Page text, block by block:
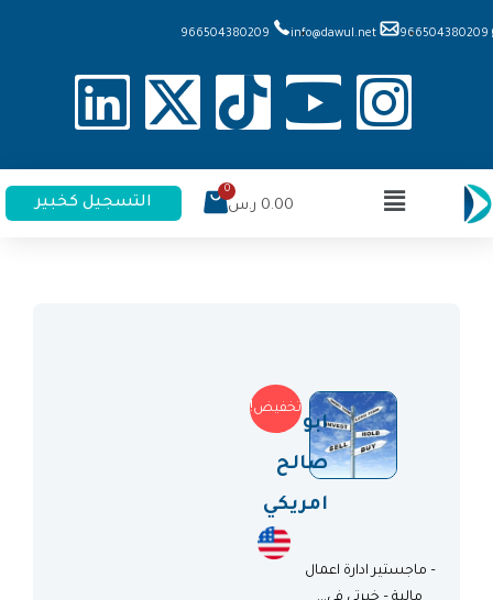
966504380209
info@dawul.net
966504380209
0.00 ر.س التسجيل كخبير
تخفيض!
ابو
صالح
امريكي
– ماجستير ادارة اعمال